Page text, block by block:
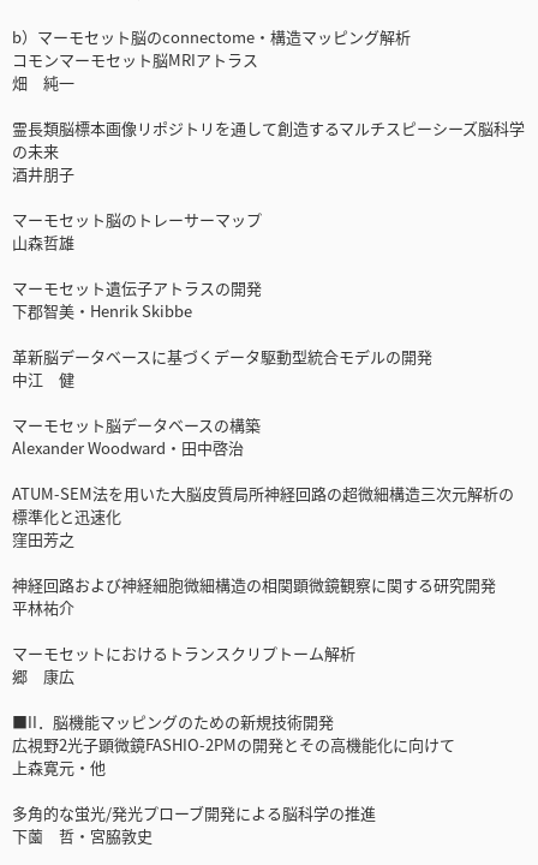
b）マーモセット脳のconnectome・構造マッピング解析
コモンマーモセット脳MRIアトラス
畑 純一
霊長類脳標本画像リポジトリを通して創造するマルチスピーシーズ脳科学
の未来
酒井朋子
マーモセット脳のトレーサーマップ
山森哲雄
マーモセット遺伝子アトラスの開発
下郡智美・Henrik Skibbe
革新脳データベースに基づくデータ駆動型統合モデルの開発
中江 健
マーモセット脳データベースの構築
Alexander Woodward・田中啓治
ATUM-SEM法を用いた大脳皮質局所神経回路の超微細構造三次元解析の
標準化と迅速化
窪田芳之
神経回路および神経細胞微細構造の相関顕微鏡観察に関する研究開発
平林祐介
マーモセットにおけるトランスクリプトーム解析
郷 康広
■II．脳機能マッピングのための新規技術開発
広視野2光子顕微鏡FASHIO-2PMの開発とその高機能化に向けて
上森寛元・他
多角的な蛍光/発光プローブ開発による脳科学の推進
下薗 哲・宮脇敦史